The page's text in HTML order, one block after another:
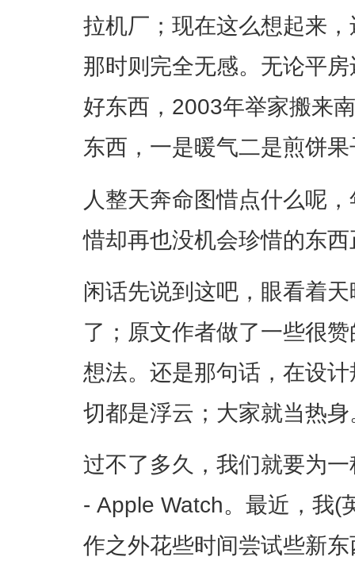
拉机厂；现在这么想起来
那时则完全无感。无论平
好东西，2003年举家搬来
东西，一是暖气二是煎饼
人整天奔命图惜点什么呢
惜却再也没机会珍惜的东
闲话先说到这吧，眼看着
了；原文作者做了一些很
想法。还是那句话，在设
切都是浮云；大家就当热
过不了多久，我们就要为
- Apple Watch。最近，我(
作之外花些时间尝试些新